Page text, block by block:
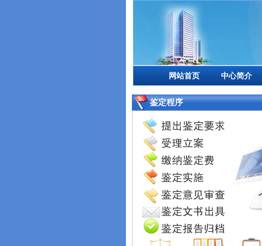
网站首页 中心简介
鉴定程序